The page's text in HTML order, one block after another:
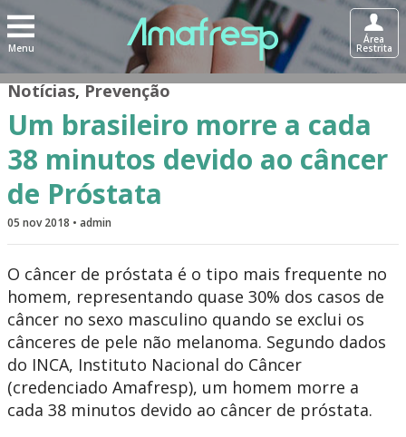
Menu
Área
Restrita
Notícias,Prevenção
Um brasileiro morre a cada
38 minutos devido ao câncer
de Próstata
05 nov 2018 • admin
O câncer de próstata é o tipo mais frequente no
homem, representando quase 30% dos casos de
câncer no sexo masculino quando se exclui os
cânceres de pele não melanoma. Segundo dados
do INCA, Instituto Nacional do Câncer
(credenciado Amafresp), um homem morre a
cada 38 minutos devido ao câncer de próstata.